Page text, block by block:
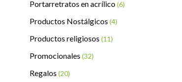
Portarretratos en acrílico(6)
Productos Nostálgicos (4)
Productos religiosos (11)
Promocionales (32)
Regalos (20)